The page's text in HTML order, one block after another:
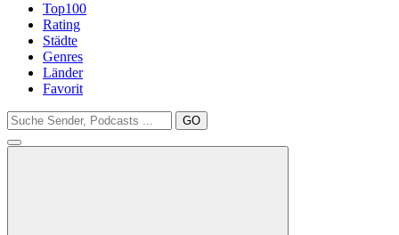
Top100
Rating
Städte
Genres
Länder
Favorit
GO